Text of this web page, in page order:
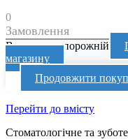
0
Замовлення
Ваш кошик порожній
магазину
Продовжити
Перейти до вмісту
Стоматологічне та